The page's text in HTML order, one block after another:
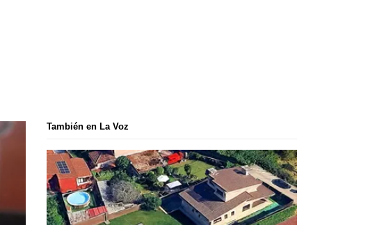
También en La Voz